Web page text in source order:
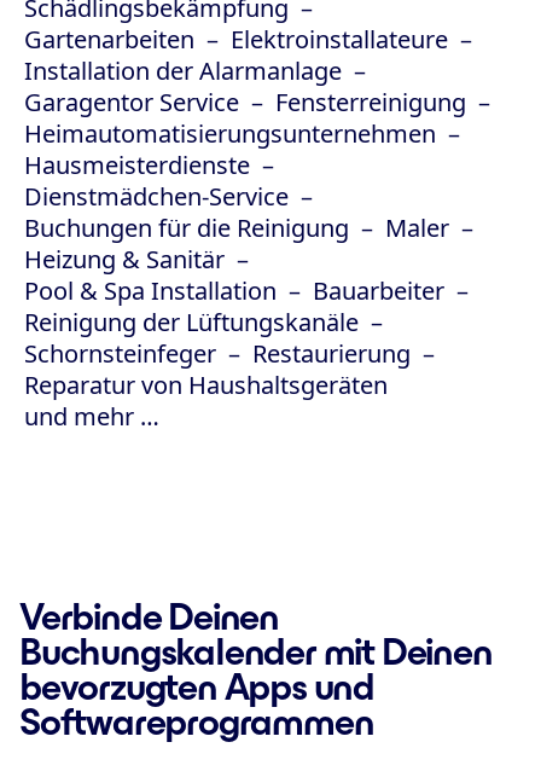
Schädlingsbekämpfung
Gartenarbeiten
Elektroinstallateure
Installation der Alarmanlage
Garagentor Service
Fensterreinigung
Heimautomatisierungsunternehmen
Hausmeisterdienste
Dienstmädchen-Service
Buchungen für die Reinigung
Maler
Heizung & Sanitär
Pool & Spa Installation
Bauarbeiter
Reinigung der Lüftungskanäle
Schornsteinfeger
Restaurierung
Reparatur von Haushaltsgeräten
und mehr …
Verbinde Deinen
Buchungskalender mit Deinen
bevorzugten Apps und
Softwareprogrammen